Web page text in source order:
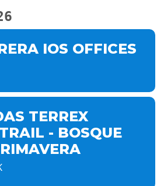
IOS OFFICES
TERREX
- BOSQUE